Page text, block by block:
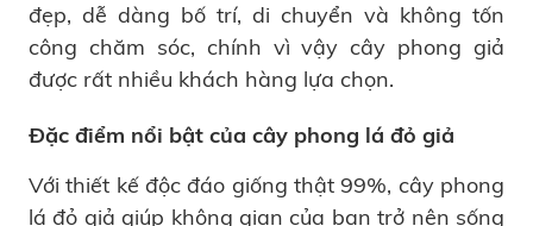
đẹp, dễ dàng bố trí, di chuyển và không tốn
công chăm sóc, chính vì vậy cây phong giả
được rất nhiều khách hàng lựa chọn.
Đặc điểm nổi bật của cây phong lá đỏ giả
Với thiết kế độc đáo giống thật 99%, cây phong
lá đỏ giả giúp không gian của bạn trở nên sống